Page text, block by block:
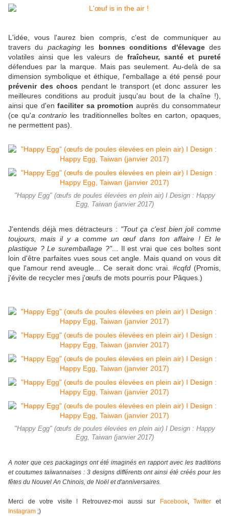
L'idée, vous l'aurez bien compris, c'est de communiquer au
travers du packagingles bonnes conditions d'élevagedes
volatiles ainsi que les valeurs de fraîcheur, santé et pureté
défendues par la marque. Mais pas seulement. Au-delà de sa
dimension symbolique et éthique, l'emballage a été pensé pour
prévenir des chocs pendant le transport (et donc assurer les
meilleures conditions au produit jusqu'au bout de la chaîne !),
ainsi que d'enfaciliter sa promotion auprès du consommateur
(ce qu'a contrario les traditionnelles boîtes en carton, opaques,
ne permettent pas).
"Happy Egg" (œufs de poules élevées en plein air) I Design : Happy
Egg, Taiwan (janvier 2017)
J'entends déjà mes détracteurs : "Tout ça c'est bien joli comme
toujours, mais il y a comme un œuf dans ton affaire ! Et le
plastique ? Le suremballage ?"... Il est vrai que ces boîtes sont
loin d'être parfaites vues sous cet angle. Mais quand on vous dit
que l'amour rend aveugle... Ce serait donc vrai. #cqfd(Promis,
j'évite de recycler mes j'œufs de mots pourris pour Pâques.)
"Happy Egg" (œufs de poules élevées en plein air) I Design : Happy
Egg, Taiwan (janvier 2017)
A noter que ces packagings ont été imaginés en rapport avec les traditions
et coutumes taïwannaises : 3 designs différents ont ainsi été créés pour les
fêtes du Nouvel An Chinois, de Noël et d'anniversaires.
Merci de votre visite ! Retrouvez-moi aussi sur Facebook,Twitter et
Instagram ;)